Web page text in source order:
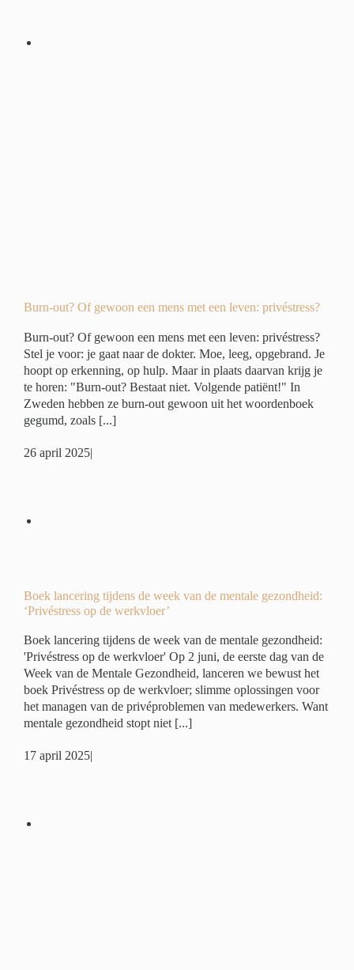
Burn-out? Of gewoon een mens met een leven: privéstress?
Burn-out? Of gewoon een mens met een leven: privéstress?
Stel je voor: je gaat naar de dokter. Moe, leeg, opgebrand. Je
hoopt op erkenning, op hulp. Maar in plaats daarvan krijg je
te horen: "Burn-out? Bestaat niet. Volgende patiënt!" In
Zweden hebben ze burn-out gewoon uit het woordenboek
gegumd, zoals [...]
26 april 2025|
Boek lancering tijdens de week van de mentale gezondheid:
‘Privéstress op de werkvloer’
Boek lancering tijdens de week van de mentale gezondheid:
'Privéstress op de werkvloer' Op 2 juni, de eerste dag van de
Week van de Mentale Gezondheid, lanceren we bewust het
boek Privéstress op de werkvloer; slimme oplossingen voor
het managen van de privéproblemen van medewerkers. Want
mentale gezondheid stopt niet [...]
17 april 2025|